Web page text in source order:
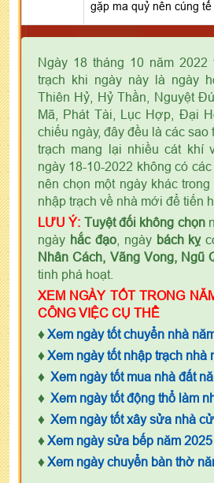
gặp ma quỷ nên cúng tế
Ngày 18 tháng 10 năm 2022
trạch khi ngày này là ngày
Thiên Hỷ, Hỷ Thần, Nguyệt
Mã, Phát Tài, Lục Hợp, Đại
chiếu ngày, đây đều là các sao
trạch mang lại nhiều cát khí
ngày 18-10-2022 không có
nên chọn một ngày khác
nhập trạch về nhà mới để tiến
LƯU Ý: Tuyệt đối không chọn
ngày hắc đạo, ngày bách kỵ
Nhân Cách, Vãng Vong, Ngũ
tinh phá hoạt.
XEM NGÀY TỐT TRONG
CÔNG VIỆC CỤ THỂ
♦ Xem ngày tốt chuyển nhà
♦ Xem ngày tốt nhập trạch nhà
♦ Xem ngày tốt mua nhà đất
♦ Xem ngày tốt động thổ làm
♦ Xem ngày tốt xây sửa nhà
♦ Xem ngày sửa bếp năm 2025
♦ Xem ngày chuyển bàn thờ